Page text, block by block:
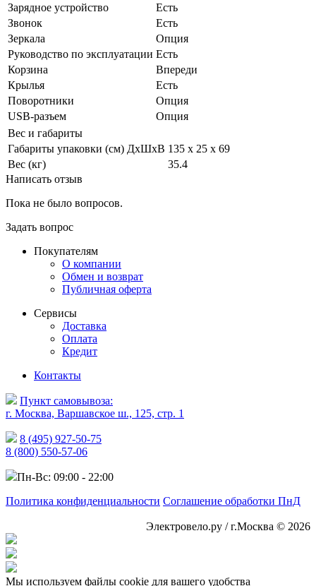
Зарядное устройство
Есть
Звонок
Есть
Зеркала
Опция
Руководство по эксплуатации Есть
Корзина
Впереди
Крылья
Есть
Поворотники
Опция
USB-разъем
Опция
Вес и габариты
Габариты упаковки (см) ДxШxВ 135 х 25 х 69
Вес (кг)
35.4
Написать отзыв
Пока не было вопросов.
Задать вопрос
Покупателям
О компании
Обмен и возврат
Публичная оферта
Сервисы
Доставка
Оплата
Кредит
Контакты
Пункт самовывоза:
г. Москва, Варшавское ш., 125, стр. 1
8 (495) 927-50-75
8 (800) 550-57-06
Пн-Вс: 09:00 - 22:00
Политика конфиденциальности Соглашение обработки ПнД
Электровело.ру / г.Москва © 2026
Мы используем файлы cookie для вашего удобства